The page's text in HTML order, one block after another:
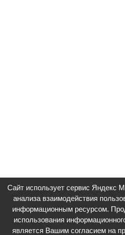
Сайт использует сервис Яндекс
анализа взаимодействия
информационным ресурсом.
использования
является Вашим согласием на